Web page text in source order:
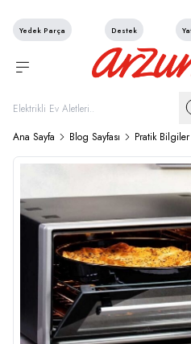
Yedek Parça Destek
Ana Sayfa Blog Sayfası Pratik Bilgiler